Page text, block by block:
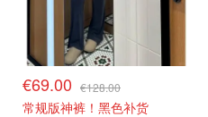
€69.00 €128.00
常规版神裤！黑色补货